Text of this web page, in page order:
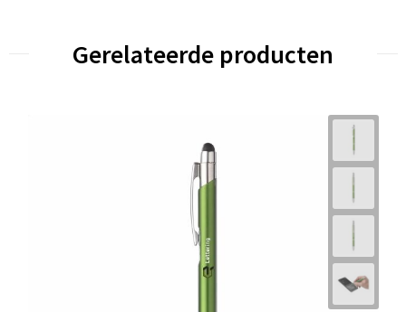
Gerelateerde producten